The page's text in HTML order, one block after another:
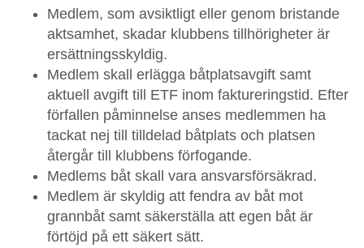
Medlem, som avsiktligt eller genom bristande
aktsamhet, skadar klubbens tillhörigheter är
ersättningsskyldig.
Medlem skall erlägga båtplatsavgift samt
aktuell avgift till ETF inom faktureringstid. Efter
förfallen påminnelse anses medlemmen ha
tackat nej till tilldelad båtplats och platsen
återgår till klubbens förfogande.
Medlems båt skall vara ansvarsförsäkrad.
Medlem är skyldig att fendra av båt mot
grannbåt samt säkerställa att egen båt är
förtöjd på ett säkert sätt.